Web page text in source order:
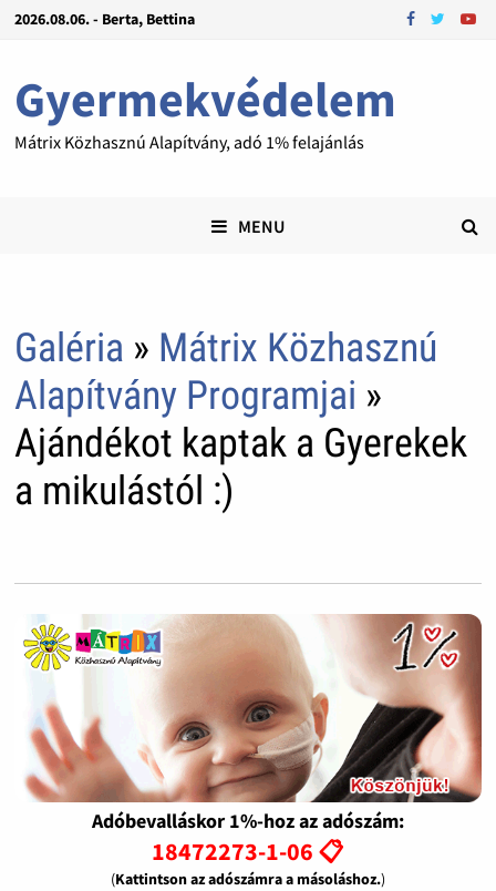
2026.08.06. - Berta, Bettina
Gyermekvédelem
Mátrix Közhasznú Alapítvány, adó 1% felajánlás
MENU
Galéria » Mátrix Közhasznú
Alapítvány Programjai »
Ajándékot kaptak a Gyerekek
a mikulástól :)
Adóbevalláskor 1%-hoz az adószám:
18472273-1-06 📋
(Kattintson az adószámra a másoláshoz.)